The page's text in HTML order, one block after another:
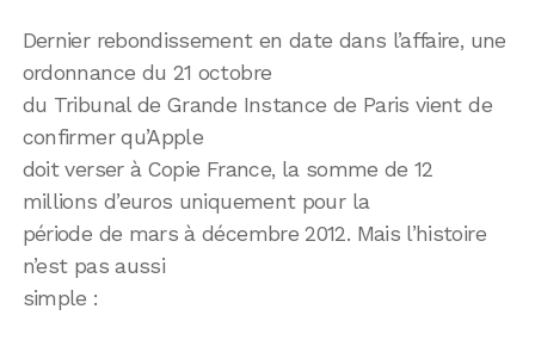
Dernier rebondissement en date dans l’affaire, une
ordonnance du 21 octobre
du Tribunal de Grande Instance de Paris vient de
confirmer qu’Apple
doit verser à Copie France, la somme de 12
millions d’euros uniquement pour la
période de mars à décembre 2012. Mais l’histoire
n’est pas aussi
simple :